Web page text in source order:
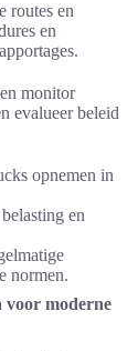
routes en
en
monitor
evalueer beleid
opnemen in
en
normen.
voor moderne